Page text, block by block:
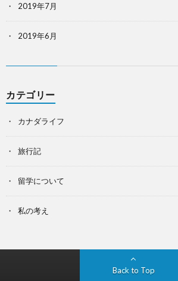
2019年7月
2019年6月
カテゴリー
カナダライフ
旅行記
留学について
私の考え
Back to Top